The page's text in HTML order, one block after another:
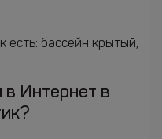
есть: бассейн крытый,
в Интернет в